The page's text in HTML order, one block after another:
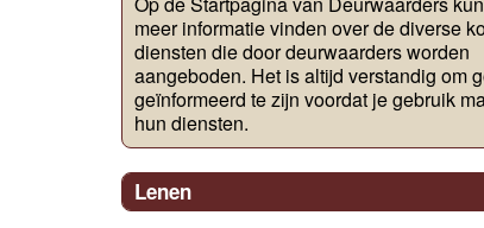
meer informatie vinden over de diverse
diensten die door deurwaarders worden
aangeboden. Het is altijd verstandig om
geïnformeerd te zijn voordat je gebruik
hun diensten.
Lenen